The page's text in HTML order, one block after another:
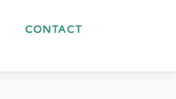
CONTACT